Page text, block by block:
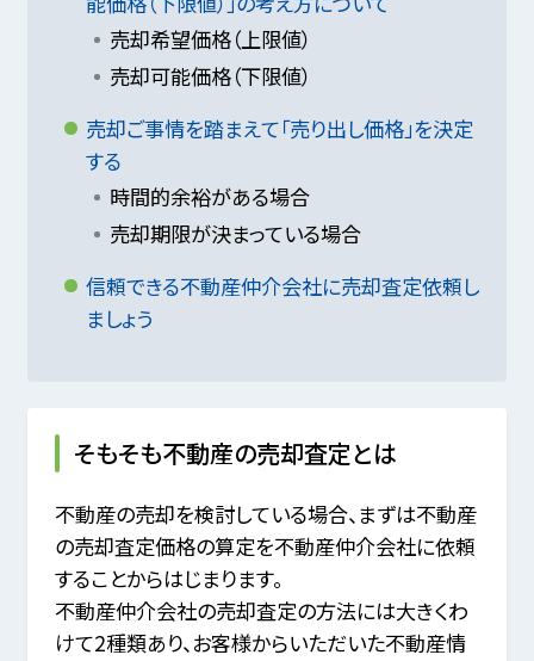
売却希望価格（上限値）
売却可能価格（下限値）
売却ご事情を踏まえて「売り出し価格」を決定
する
時間的余裕がある場合
売却期限が決まっている場合
信頼できる不動産仲介会社に売却査定依頼し
ましょう
そもそも不動産の売却査定とは
不動産の売却を検討している場合、まずは不動産
の売却査定価格の算定を不動産仲介会社に依頼
することからはじまります。
不動産仲介会社の売却査定の方法には大きくわ
けて2種類あり、 お客様からいただいた不動産情